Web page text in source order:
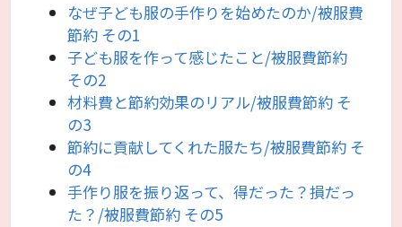
なぜ子ども服の手作りを始めたのか/被服費
節約 その1
子ども服を作って感じたこと/被服費節約
その2
材料費と節約効果のリアル/被服費節約 そ
の3
節約に貢献してくれた服たち/被服費節約 そ
の4
手作り服を振り返って、得だった？損だっ
た？/被服費節約 その5